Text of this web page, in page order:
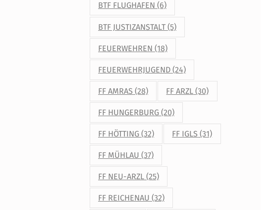
BTF FLUGHAFEN (6)
BTF JUSTIZANSTALT (5)
FEUERWEHREN (18)
FEUERWEHRJUGEND (24)
FF AMRAS (28) FF ARZL (30)
FF HUNGERBURG (20)
FF HÖTTING (32) FF IGLS (31)
FF MÜHLAU (37)
FF NEU-ARZL (25)
FF REICHENAU (32)